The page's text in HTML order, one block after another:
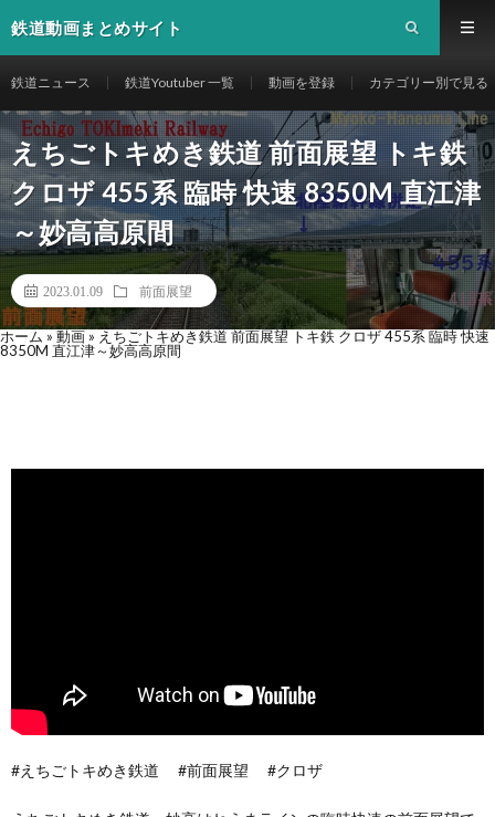
鉄道動画まとめサイト
鉄道ニュース 鉄道Youtuber 一覧 動画を登録 カテゴリー別で見る
えちごトキめき鉄道 前面展望 トキ鉄
クロザ 455系 臨時 快速 8350M 直江津
～妙高高原間
2023.01.09 前面展望
ホーム » 動画 » えちごトキめき鉄道 前面展望 トキ鉄 クロザ 455系 臨時 快速
8350M 直江津～妙高高原間
#えちごトキめき鉄道 #前面展望 #クロザ